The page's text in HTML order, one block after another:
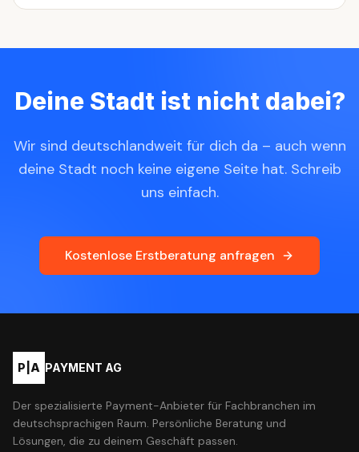
Deine Stadt ist nicht dabei?
Wir sind deutschlandweit für dich da – auch wenn
deine Stadt noch keine eigene Seite hat. Schreib
uns einfach.
Kostenlose Erstberatung anfragen
P|A PAYMENT AG
Der spezialisierte Payment-Anbieter für Fachbranchen im
deutschsprachigen Raum. Persönliche Beratung und
Lösungen, die zu deinem Geschäft passen.